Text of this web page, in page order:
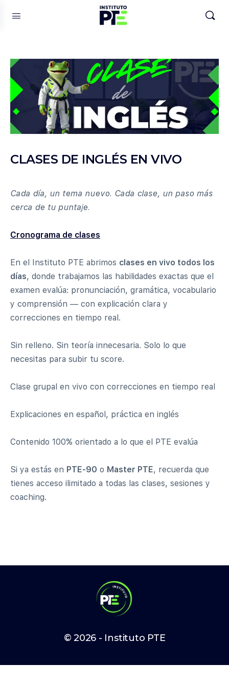
CLASES DE INGLÉS EN VIVO
Cada día, un tema nuevo. Cada clase, un paso más
cerca de tu puntaje.
Cronograma de clases
En el Instituto PTE abrimos clases en vivo todos los
días, donde trabajamos las habilidades exactas que el
examen evalúa: pronunciación, gramática, vocabulario
y comprensión — con explicación clara y
correcciones en tiempo real.
Sin relleno. Sin teoría innecesaria. Solo lo que
necesitas para subir tu score.
Clase grupal en vivo con correcciones en tiempo real
Explicaciones en español, práctica en inglés
Contenido 100% orientado a lo que el PTE evalúa
Si ya estás en PTE-90 o Master PTE, recuerda que
tienes acceso ilimitado a todas las clases, sesiones y
coaching.
© 2026 - Instituto PTE